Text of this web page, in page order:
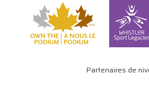
Partenaires de